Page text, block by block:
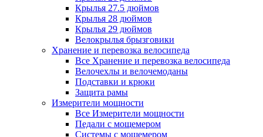
Крылья 27.5 дюймов
Крылья 28 дюймов
Крылья 29 дюймов
Велокрылья брызговики
Хранение и перевозка велосипеда
Все Хранение и перевозка велосипеда
Велочехлы и велочемоданы
Подставки и крюки
Защита рамы
Измерители мощности
Все Измерители мощности
Педали с мощемером
Системы с мощемером